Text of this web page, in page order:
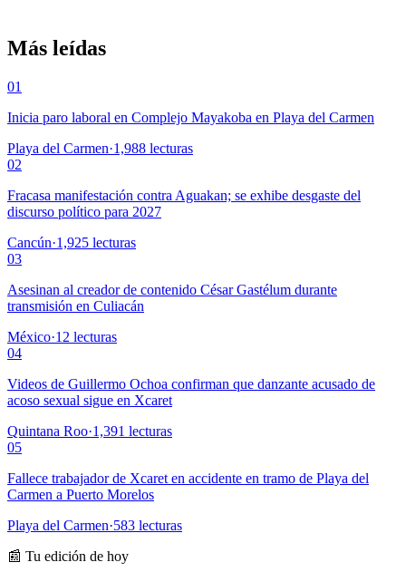
Más leídas
01
Inicia paro laboral en Complejo Mayakoba en Playa del Carmen
Playa del Carmen·1,988 lecturas
02
Fracasa manifestación contra Aguakan; se exhibe desgaste del
discurso político para 2027
Cancún·1,925 lecturas
03
Asesinan al creador de contenido César Gastélum durante
transmisión en Culiacán
México·12 lecturas
04
Videos de Guillermo Ochoa confirman que danzante acusado de
acoso sexual sigue en Xcaret
Quintana Roo·1,391 lecturas
05
Fallece trabajador de Xcaret en accidente en tramo de Playa del
Carmen a Puerto Morelos
Playa del Carmen·583 lecturas
📰 Tu edición de hoy